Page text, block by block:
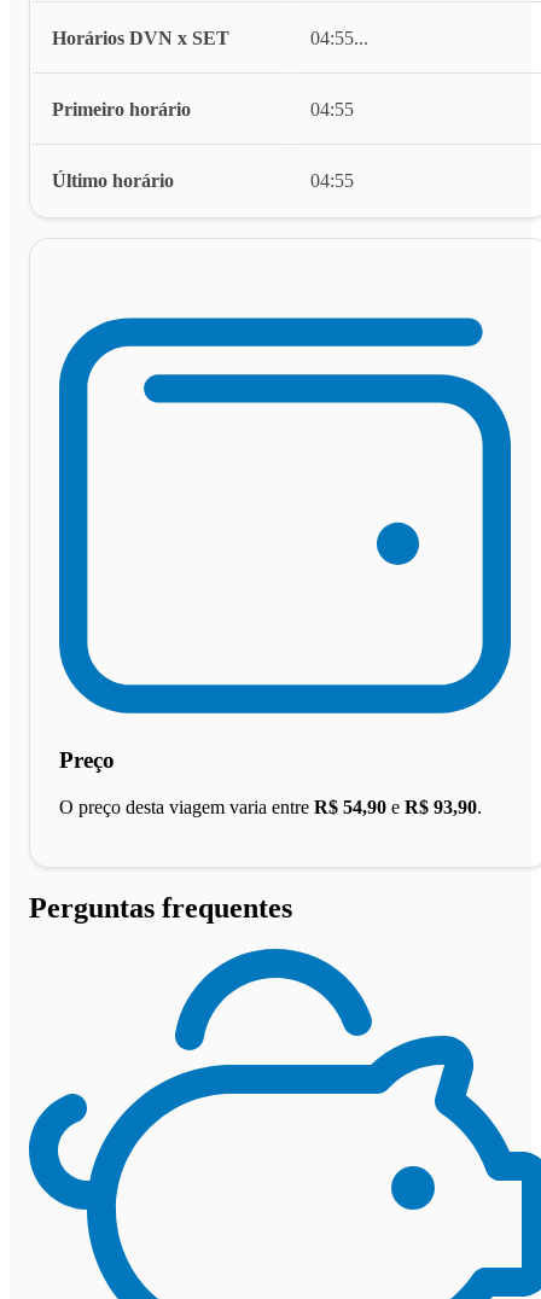
Horários DVN x SET 04:55...
Primeiro horário 04:55
Último horário 04:55
Preço
O preço desta viagem varia entre R$ 54,90 e R$ 93,90.
Perguntas frequentes